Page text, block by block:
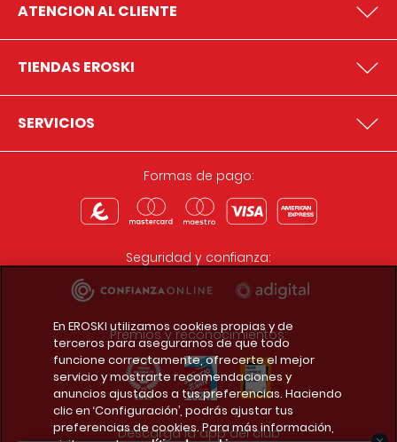
ATENCION AL CLIENTE
TIENDAS EROSKI
SERVICIOS
Formas de pago:
Seguridad y confianza:
Premios y reconocimientos:
Descarga la app del club
En EROSKI utilizamos cookies propias y de
terceros para asegurarnos de que todo
funcione correctamente, ofrecerte el mejor
servicio y mostrarte recomendaciones y
anuncios ajustados a tus preferencias. Haciendo
clic en ‘Configuración’, podrás ajustar tus
preferencias de cookies. Para más información,